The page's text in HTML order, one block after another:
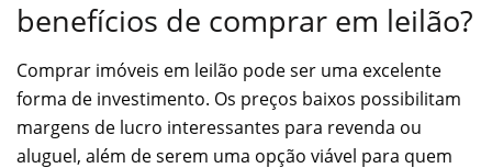
benefícios de comprar em leilão?
Comprar imóveis em leilão pode ser uma excelente
forma de investimento. Os preços baixos possibilitam
margens de lucro interessantes para revenda ou
aluguel, além de serem uma opção viável para quem